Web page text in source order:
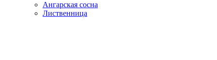
Ангарская сосна
Лиственница